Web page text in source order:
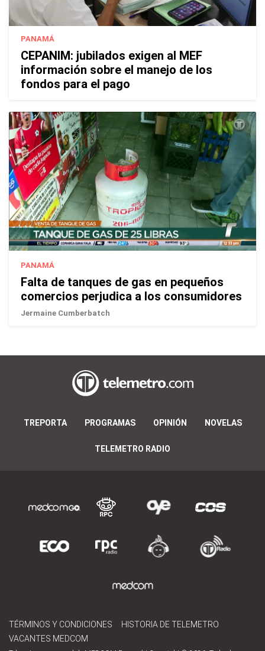
PANAMÁ
CEPANIM: jubilados exigen al MEF
información sobre el manejo de los
fondos para el pago
PANAMÁ
Falta de tanques de gas en pequeños
comercios perjudica a los consumidores
Jermaine Cumberbatch
TREPORTA PROGRAMAS OPINIÓN NOVELAS
TELEMETRO RADIO
TÉRMINOS Y CONDICIONES
HISTORIA DE TELEMETRO
VACANTES MEDCOM